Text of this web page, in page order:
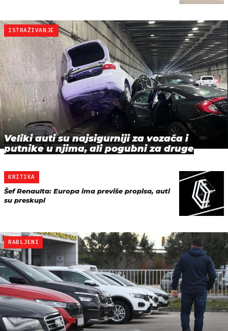
ISTRAŽIVANJE
Veliki auti su najsigurniji za vozača i
putnike u njima, ali pogubni za druge
KRITIKA
Šef Renaulta: Europa ima previše propisa, auti
su preskupi
RABLJENI